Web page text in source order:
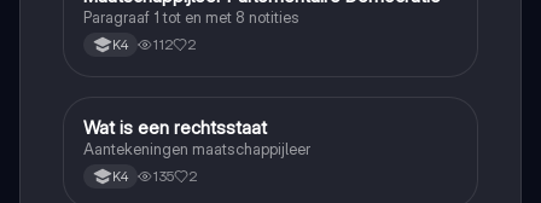
Paragraaf 1 tot en met 8 notities
K4 112 2
Maatschappijleer
Wat is een rechtsstaat
Aantekeningen maatschappijleer
K4 135 2